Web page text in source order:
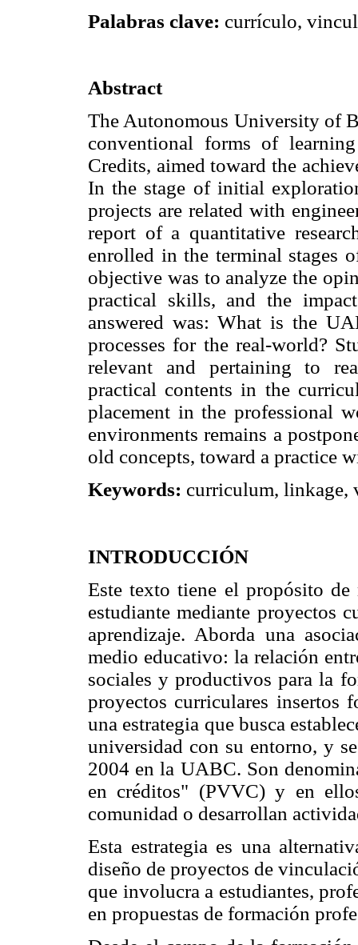
Palabras clave: currículo,
Abstract
The Autonomous University of
conventional forms of
Credits, aimed toward the
In the stage of initial
projects are related with
report of a quantitative
enrolled in the terminal stages
objective was to analyze the
practical skills, and the
answered was: What is the
processes for the real-world?
relevant and pertaining to
practical contents in the
placement in the professional
environments remains a
old concepts, toward a practice
Keywords: curriculum, linkage,
INTRODUCCIÓN
Este texto tiene el propósito
estudiante mediante proyectos
aprendizaje. Aborda una
medio educativo: la relación
sociales y productivos para la
proyectos curriculares insertos
una estrategia que busca
universidad con su entorno, y
2004 en la UABC. Son
en créditos" (PVVC) y en
comunidad o desarrollan
Esta estrategia es una
diseño de proyectos de
que involucra a estudiantes,
en propuestas de formación